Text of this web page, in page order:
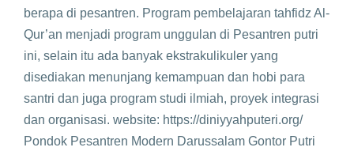
berapa di pesantren. Program pembelajaran tahfidz Al-
Qur’an menjadi program unggulan di Pesantren putri
ini, selain itu ada banyak ekstrakulikuler yang
disediakan menunjang kemampuan dan hobi para
santri dan juga program studi ilmiah, proyek integrasi
dan organisasi. website: https://diniyyahputeri.org/
Pondok Pesantren Modern Darussalam Gontor Putri